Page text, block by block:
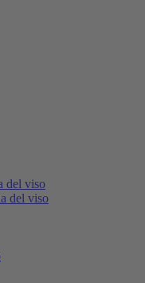
del viso
del viso